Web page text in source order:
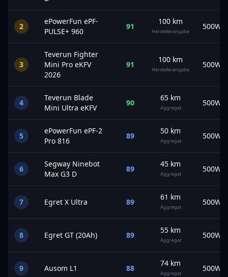
2
ePowerFun ePF-
PULSE+ 960
91
100 km
Herstellerangabe
500W
3
Teverun Fighter
Mini Pro eKFV
2026
91
100 km
Herstellerangabe
500W
4
Teverun Blade
Mini Ultra eKFV
90
65 km
Aggregat
500W
5
ePowerFun ePF-2
Pro 816
89
50 km
Aggregat
500W
6
Segway Ninebot
Max G3 D
89
45 km
Aggregat
500W
7 Egret X Ultra 89
61 km
Aggregat
500W
8 Egret GT (20Ah) 89
55 km
Aggregat
500W
9 Ausom L1 88
74 km
Aggregat
500W